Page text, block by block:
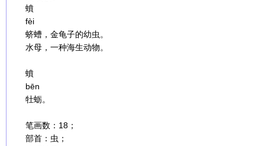
蟦
fèi
蛴螬，金龟子的幼虫。
水母，一种海生动物。
蟦
bēn
牡蛎。
笔画数：18；
部首：虫；